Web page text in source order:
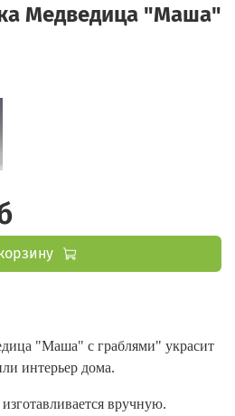
Медведица "Маша"
"Маша" с граблями" украсит
интерьер дома.
вручную.